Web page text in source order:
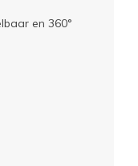
en 360°